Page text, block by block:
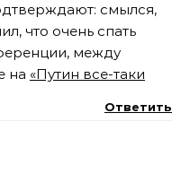
смылся,
что очень спать
между
на «Путин все-таки
Ответить